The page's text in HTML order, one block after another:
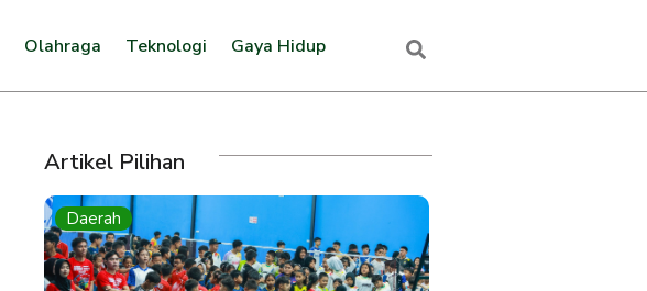
Olahraga Teknologi Gaya Hidup
Artikel Pilihan
Daerah